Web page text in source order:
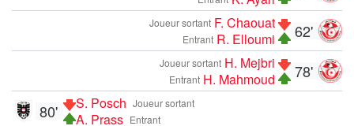
62'
Joueur sortant F. Chaouat
Entrant R. Elloumi
78'
Joueur sortant H. Mejbri
Entrant H. Mahmoud
Joueur sortant
S. Posch
Entrant
A. Prass
80'